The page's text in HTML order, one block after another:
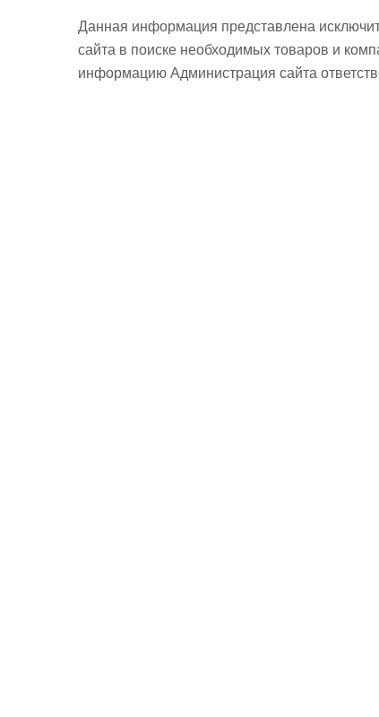
Данная информация представлена
сайта в поиске необходимых товаров и
информацию Администрация сайта